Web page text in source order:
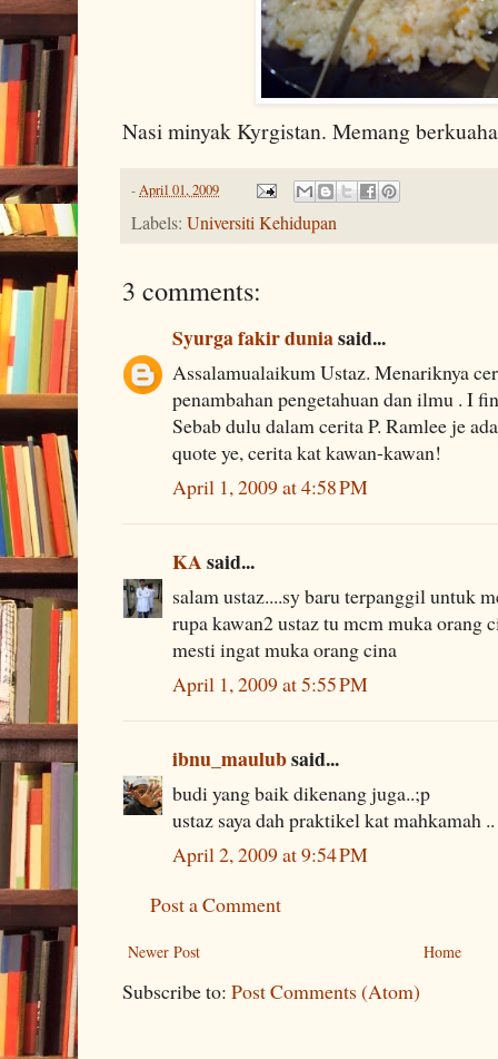
Nasi minyak Kyrgistan. Memang
-April 01, 2009
Labels: Universiti Kehidupan
3 comments:
Syurga fakir duniasaid...
Assalamualaikum Ustaz. Menariknya
penambahan pengetahuan dan ilmu . I
Sebab dulu dalam cerita P. Ramlee je
quote ye, cerita kat kawan-kawan!
April 1, 2009 at 4:58 PM
KAsaid...
salam ustaz....sy baru terpanggil untuk
rupa kawan2 ustaz tu mcm muka orang
mesti ingat muka orang cina
April 1, 2009 at 5:55 PM
ibnu_maulubsaid...
budi yang baik dikenang juga..;p
ustaz saya dah praktikel kat mahkamah ..
April 2, 2009 at 9:54 PM
Post a Comment
Newer Post Home
Subscribe to: Post Comments (Atom)